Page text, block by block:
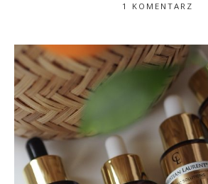
1 KOMENTARZ